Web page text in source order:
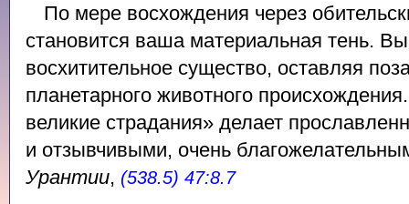
По мере восхождения через
становится ваша материальная тень.
восхитительное существо, оставляя
планетарного животного
великие страдания» делает
и отзывчивыми, очень
Урантии, (538.5) 47:8.7